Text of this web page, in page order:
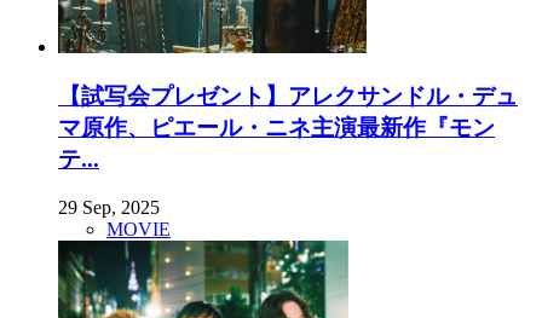
【試写会プレゼント】アレクサンドル・デュ
マ原作、ピエール・ニネ主演最新作『モン
テ...
29 Sep, 2025
MOVIE